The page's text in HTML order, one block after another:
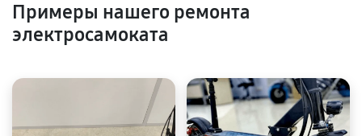
Примеры нашего ремонта
электросамоката